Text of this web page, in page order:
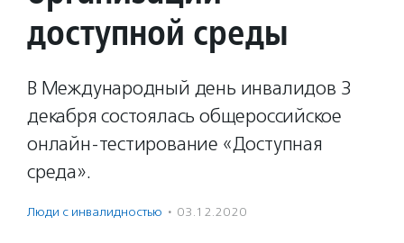
доступной среды
В Международный день инвалидов 3
декабря состоялась общероссийское
онлайн-тестирование «Доступная
среда».
Люди с инвалидностью · 03.12.2020